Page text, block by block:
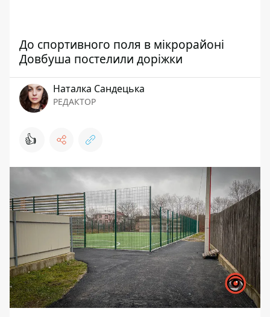
До спортивного поля в мікрорайоні
Довбуша постелили доріжки
Наталка Сандецька
РЕДАКТОР
👍